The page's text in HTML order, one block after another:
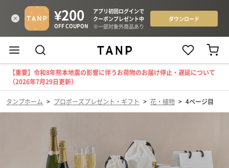
【重要】令和8年熊本地震の影響に伴うお荷物のお届け停止・遅延について
（2026年7月29日更新）
タンプホーム > プロポーズプレゼント・ギフト > 花・植物 > 4ページ目